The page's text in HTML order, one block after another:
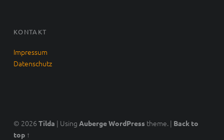
KONTAKT
Impressum
Datenschutz
© 2026 Tilda | Using AubergeWordPress theme. | Back to
top ↑